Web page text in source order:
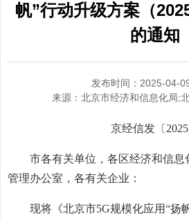
帆”行动升级方案（
的通知
发布时间：2025-04-
来源： 北京市经济和信息化局;
京经信发〔
市各有关单位，各区经济和信息
管理办公室，各有关企业：
现将《北京市5G规模化应用“扬